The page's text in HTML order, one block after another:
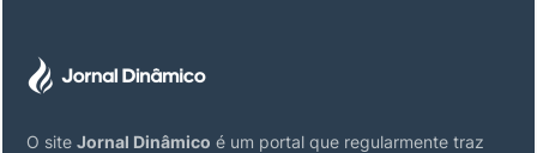
O site Jornal Dinâmico é um portal que regularmente traz